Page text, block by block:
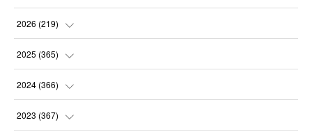
2026 (219)
(8)
(31
(30
2025 (365)
(31
(30
2024 (366)
(32
2023 (367)